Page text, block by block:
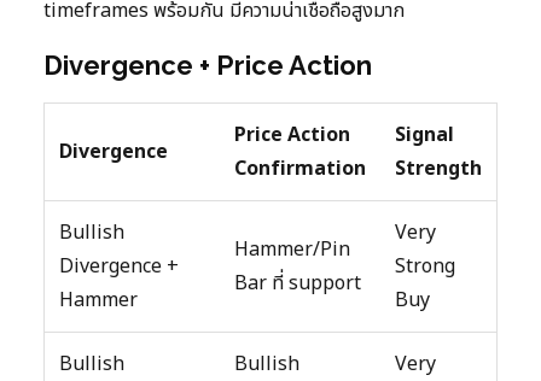
timeframes พร้อมกัน มีความน่าเชื่อถือสูงมาก
Divergence + Price Action
Divergence
Price Action
Confirmation
Signal
Strength
Bullish
Divergence +
Hammer
Hammer/Pin
Bar ที่ support
Very
Strong
Buy
Bullish
Bullish
Very